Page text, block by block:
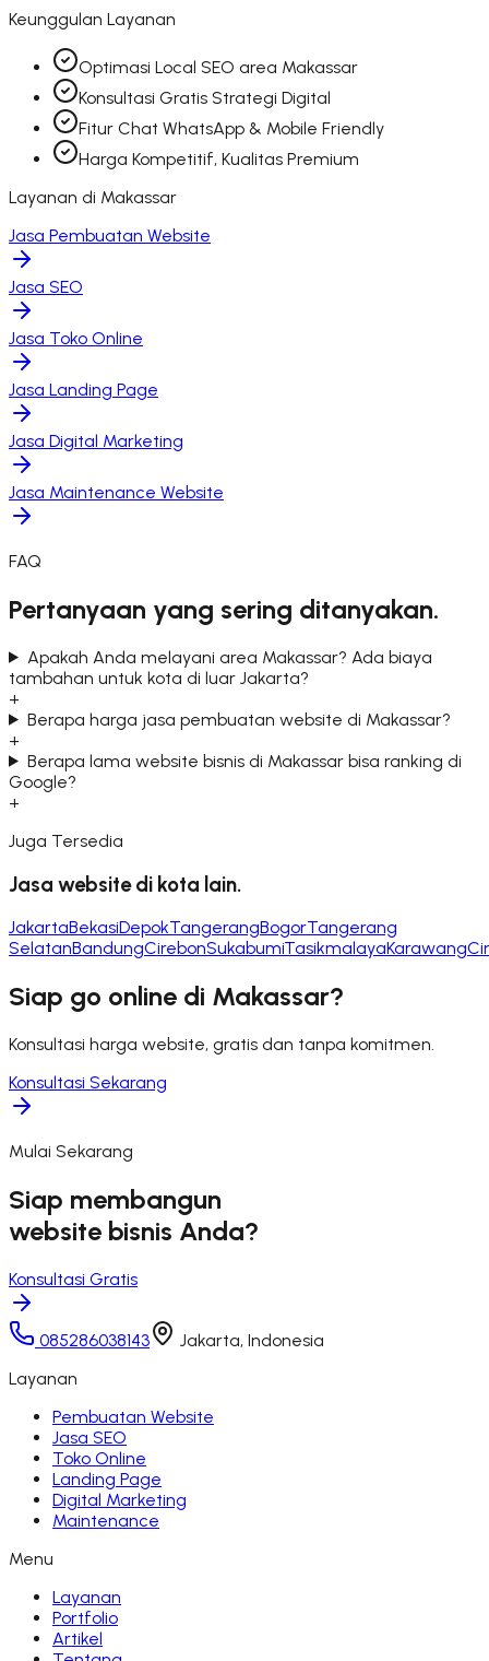
Keunggulan Layanan
Optimasi Local SEO area Makassar
Konsultasi Gratis Strategi Digital
Fitur Chat WhatsApp & Mobile Friendly
Harga Kompetitif, Kualitas Premium
Layanan di Makassar
Jasa Pembuatan Website
Jasa SEO
Jasa Toko Online
Jasa Landing Page
Jasa Digital Marketing
Jasa Maintenance Website
FAQ
Pertanyaan yang sering ditanyakan.
Apakah Anda melayani area Makassar? Ada biaya
tambahan untuk kota di luar Jakarta?
+
Berapa harga jasa pembuatan website di Makassar?
+
Berapa lama website bisnis di Makassar bisa ranking di
Google?
+
Juga Tersedia
Jasa website di kota lain.
JakartaBekasiDepokTangerangBogorTangerang
SelatanBandungCirebonSukabumiTasikmalayaKarawang
Siap go online di Makassar?
Konsultasi harga website, gratis dan tanpa komitmen.
Konsultasi Sekarang
Mulai Sekarang
Siap membangun
website bisnis Anda?
Konsultasi Gratis
085286038143
Jakarta, Indonesia
Layanan
Pembuatan Website
Jasa SEO
Toko Online
Landing Page
Digital Marketing
Maintenance
Menu
Layanan
Portfolio
Artikel